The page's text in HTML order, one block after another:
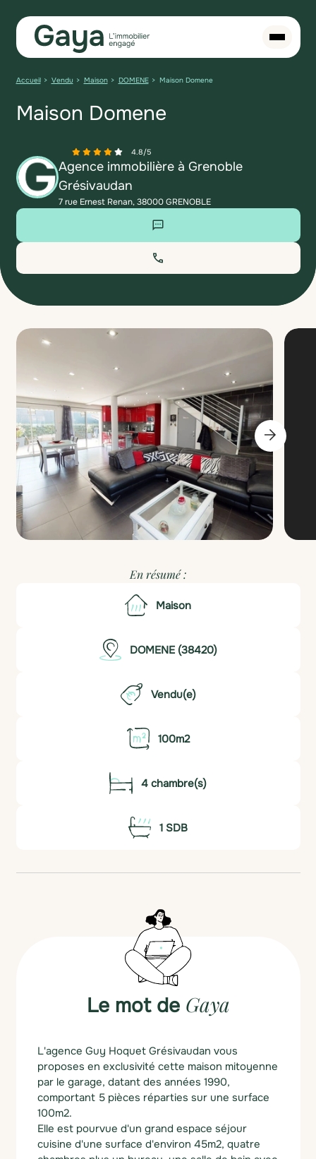
Accueil Vendu Maison DOMENE Maison Domene
Maison Domene
4.8/5
Agence immobilière à Grenoble
Grésivaudan
7 rue Ernest Renan, 38000 GRENOBLE
En résumé :
Maison
DOMENE (38420)
Vendu(e)
100m2
4 chambre(s)
1 SDB
Le mot de Gaya
L'agence Guy Hoquet Grésivaudan vous
proposes en exclusivité cette maison mitoyenne
par le garage, datant des années 1990,
comportant 5 pièces réparties sur une surface
100m2.
Elle est pourvue d'un grand espace séjour
cuisine d'une surface d'environ 45m2, quatre